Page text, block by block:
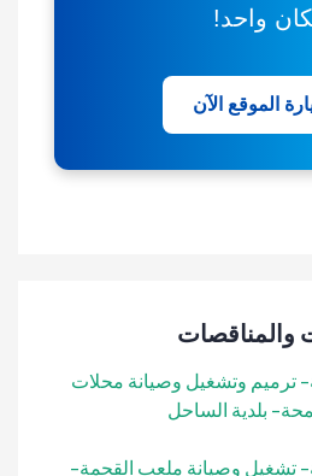
واحد!
الموقع الآن
والمناقصات
ترميم وتشغيل وصيانة محلات
بلدية الساحل
تشغيل وصيانة ملعب القحمة-